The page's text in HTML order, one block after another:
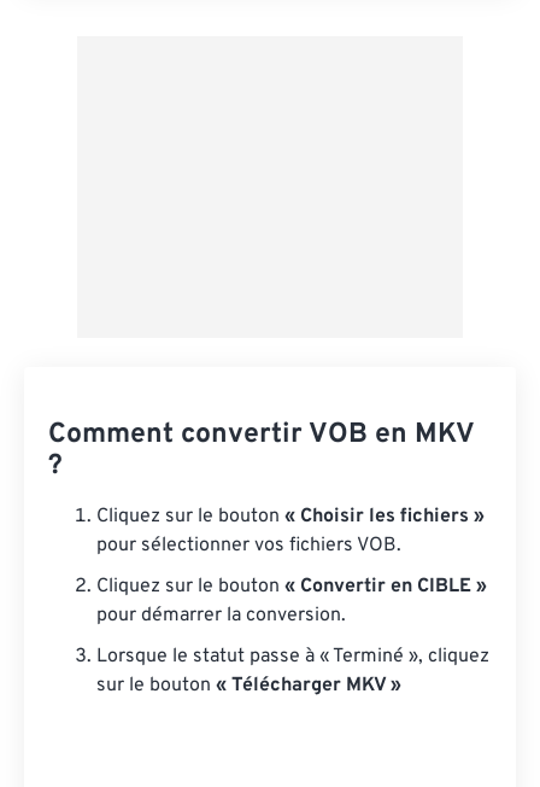
Comment convertir VOB en MKV
?
Cliquez sur le bouton « Choisir les fichiers »
pour sélectionner vos fichiers VOB.
Cliquez sur le bouton « Convertir en CIBLE »
pour démarrer la conversion.
Lorsque le statut passe à « Terminé », cliquez
sur le bouton « Télécharger MKV »